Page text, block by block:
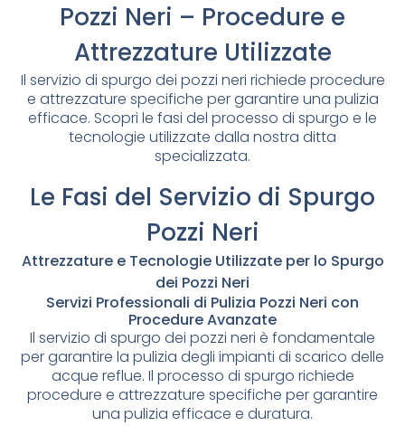
Pozzi Neri – Procedure e
Attrezzature Utilizzate
Il servizio di spurgo dei pozzi neri richiede procedure
e attrezzature specifiche per garantire una pulizia
efficace. Scopri le fasi del processo di spurgo e le
tecnologie utilizzate dalla nostra ditta
specializzata.
Le Fasi del Servizio di Spurgo
Pozzi Neri
Attrezzature e Tecnologie Utilizzate per lo Spurgo
dei Pozzi Neri
Servizi Professionali di Pulizia Pozzi Neri con
Procedure Avanzate
Il servizio di spurgo dei pozzi neri è fondamentale
per garantire la pulizia degli impianti di scarico delle
acque reflue. Il processo di spurgo richiede
procedure e attrezzature specifiche per garantire
una pulizia efficace e duratura.